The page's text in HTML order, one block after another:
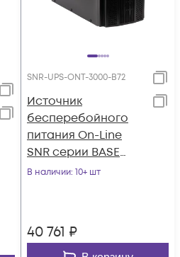
SNR-UPS-ONT-3000-B72
Источник
бесперебойного
питания On-Line
SNR серии BASE
3кВА/2,7кВт, 72VDC
В наличии: 10+ шт
40 761 ₽